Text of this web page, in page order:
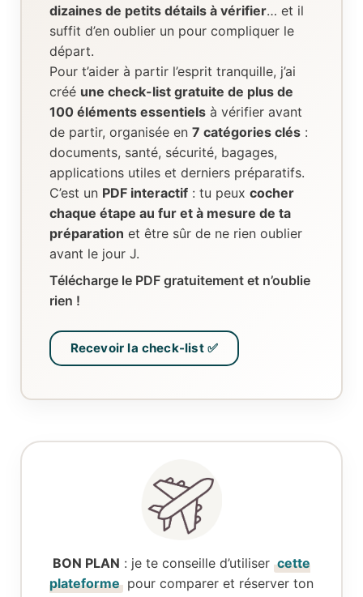
dizaines de petits détails à vérifier… et il
suffit d’en oublier un pour compliquer le
départ.
Pour t’aider à partir l’esprit tranquille, j’ai
créé une check-list gratuite de plus de
100 éléments essentielsà vérifier avant
de partir, organisée en 7 catégories clés:
documents, santé, sécurité, bagages,
applications utiles et derniers préparatifs.
C’est un PDF interactif: tu peux cocher
chaque étape au fur et à mesure de ta
préparation et être sûr de ne rien oublier
avant le jour J.
Télécharge le PDF gratuitement et n’oublie
rien !
Recevoir la check-list ✅
BON PLAN : je te conseille d’utiliser cette
plateforme pour comparer et réserver ton